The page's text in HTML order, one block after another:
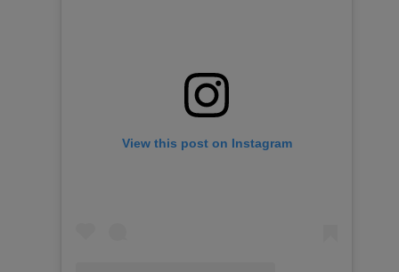
View this post on Instagram